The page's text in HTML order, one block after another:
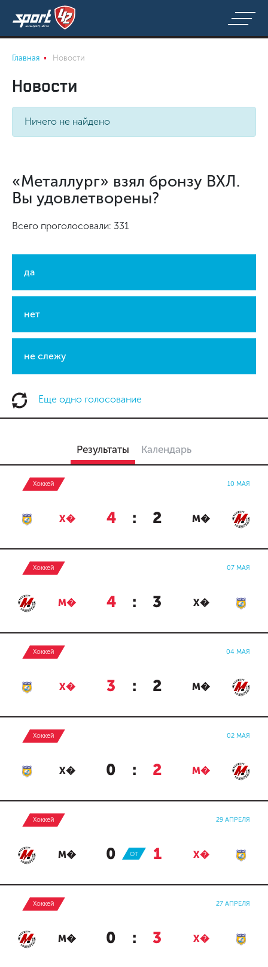
Главная Новости
Новости
Ничего не найдено
«Металлург» взял бронзу ВХЛ.
Вы удовлетворены?
Всего проголосовали: 331
да
нет
не слежу
Еще одно голосование
Результаты Календарь
Хоккей 10 МАЯ
Х� 4 : 2 М�
Хоккей 07 МАЯ
М� 4 : 3 Х�
Хоккей 04 МАЯ
Х� 3 : 2 М�
Хоккей 02 МАЯ
Х� 0 : 2 М�
Хоккей 29 АПРЕЛЯ
М� 0 : 1 Х�
ОТ
Хоккей 27 АПРЕЛЯ
М� 0 : 3 Х�